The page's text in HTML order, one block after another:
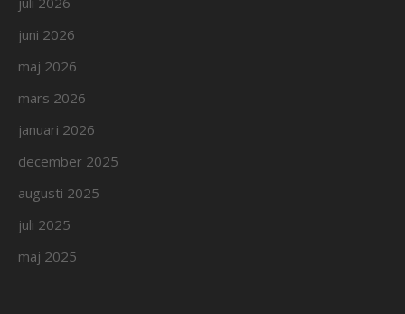
juni 2026
maj 2026
mars 2026
januari 2026
december 2025
augusti 2025
juli 2025
maj 2025